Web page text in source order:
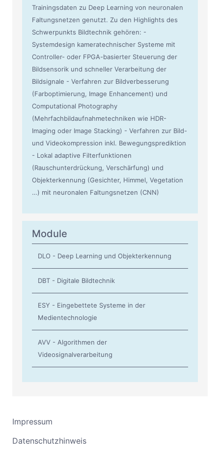
Trainingsdaten zu Deep Learning von neuronalen
Faltungsnetzen genutzt. Zu den Highlights des
Schwerpunkts Bildtechnik gehören: -
Systemdesign kameratechnischer Systeme mit
Controller- oder FPGA-basierter Steuerung der
Bildsensorik und schneller Verarbeitung der
Bildsignale - Verfahren zur Bildverbesserung
(Farboptimierung, Image Enhancement) und
Computational Photography
(Mehrfachbildaufnahmetechniken wie HDR-
Imaging oder Image Stacking) - Verfahren zur Bild-
und Videokompression inkl. Bewegungsprediktion
- Lokal adaptive Filterfunktionen
(Rauschunterdrückung, Verschärfung) und
Objekterkennung (Gesichter, Himmel, Vegetation
…) mit neuronalen Faltungsnetzen (CNN)
Module
DLO - Deep Learning und Objekterkennung
DBT - Digitale Bildtechnik
ESY - Eingebettete Systeme in der
Medientechnologie
AVV - Algorithmen der
Videosignalverarbeitung
Impressum
Datenschutzhinweis